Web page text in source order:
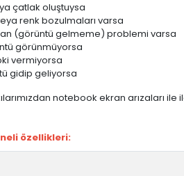
çatlak oluştuysa
renk bozulmaları varsa
(görüntü gelmeme) problemi varsa
görünmüyorsa
vermiyorsa
gidip geliyorsa
notebook ekran
özellikleri: